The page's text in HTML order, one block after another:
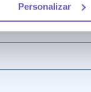
Personalizar
Cecilia Nro.